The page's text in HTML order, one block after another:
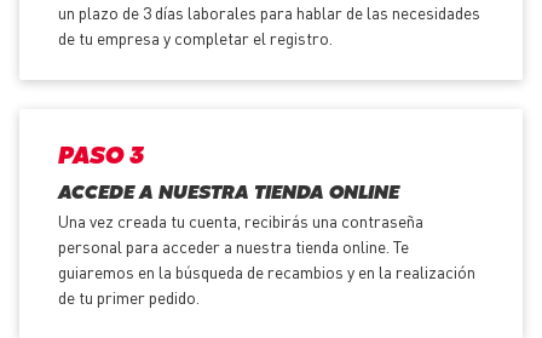
un plazo de 3 días laborales para hablar de las necesidades
de tu empresa y completar el registro.
PASO 3
ACCEDE A NUESTRA TIENDA ONLINE
Una vez creada tu cuenta, recibirás una contraseña
personal para acceder a nuestra tienda online. Te
guiaremos en la búsqueda de recambios y en la realización
de tu primer pedido.